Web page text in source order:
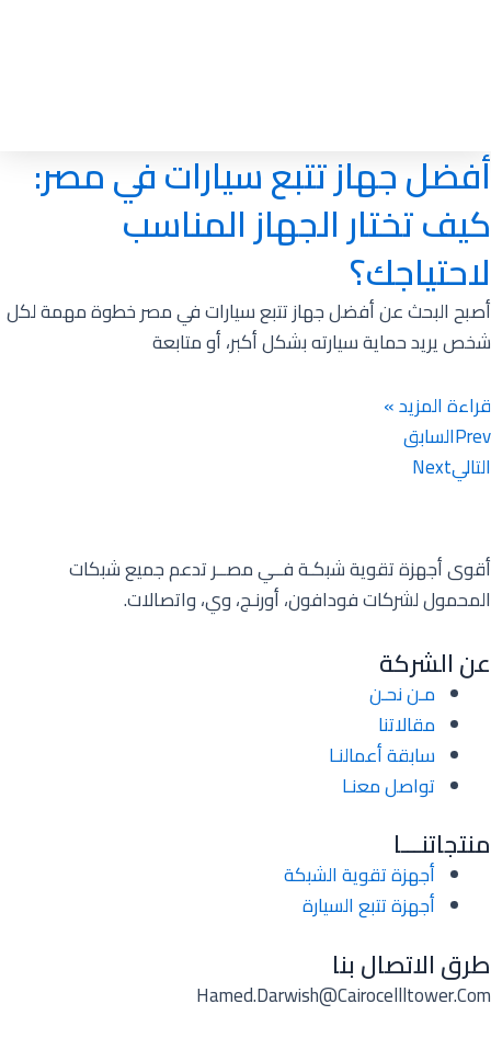
أفضل جهاز تتبع سيارات في مصر:
كيف تختار الجهاز المناسب
لاحتياجك؟
أصبح البحث عن أفضل جهاز تتبع سيارات في مصر خطوة مهمة لكل
شخص يريد حماية سيارته بشكل أكبر، أو متابعة
قراءة المزيد »
Prevالسابق
التاليNext
أقوى أجهزة تقوية شبكـة فــي مصــر تدعم جميع شبكات
المحمول لشركات فودافون، أورنـج، وي، واتصالات.
عن الشركة
مـن نحـن
مقالاتنا
سابقة أعمالنـا
تواصل معنـا
منتجاتنـــا
أجهزة تقوية الشبكة
أجهزة تتبع السيارة
طرق الاتصال بنا
Hamed.darwish@cairocellltower.com